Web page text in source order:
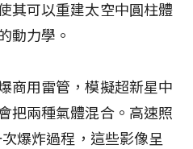
其可以重建太空中圓柱體
動力學。
商用雷管，模擬超新星中
把兩種氣體混合。高速照
爆炸過程，這些影像呈